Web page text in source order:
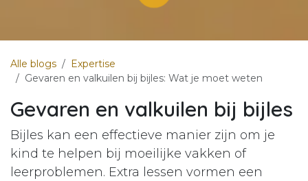
Alle blogs
Expertise
Gevaren en valkuilen bij bijles: Wat je moet weten
Gevaren en valkuilen bij bijles
Bijles kan een effectieve manier zijn om je
kind te helpen bij moeilijke vakken of
leerproblemen. Extra lessen vormen een